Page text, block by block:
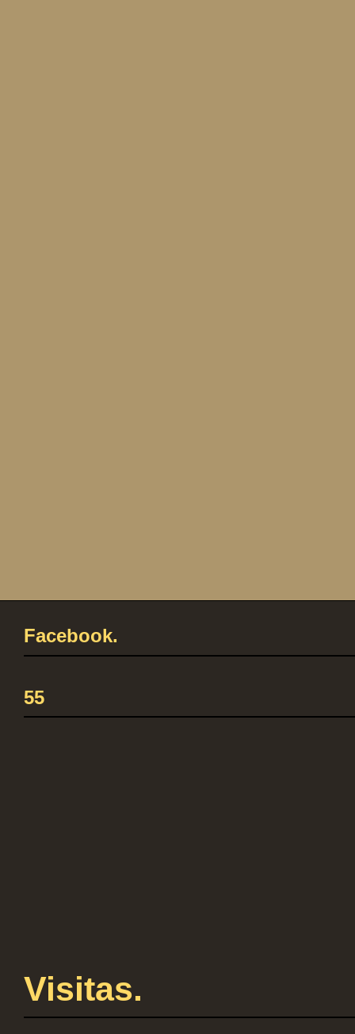
Facebook.
55
Visitas.